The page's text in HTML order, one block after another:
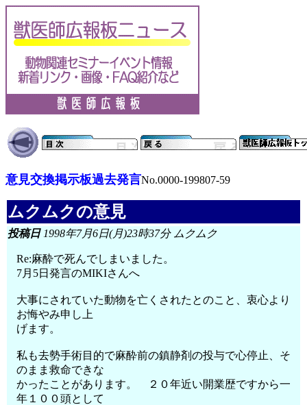
意見交換掲示板過去発言No.0000-199807-59
ムクムクの意見
投稿日1998年7月6日(月)23時37分 ムクムク
Re:麻酔で死んでしまいました。
7月5日発言のMIKIさんへ
大事にされていた動物を亡くされたとのこと、衷心より
お悔やみ申し上
げます。
私も去勢手術目的で麻酔前の鎮静剤の投与で心停止、そ
のまま救命できな
かったことがあります。 ２０年近い開業歴ですから一
年１００頭として